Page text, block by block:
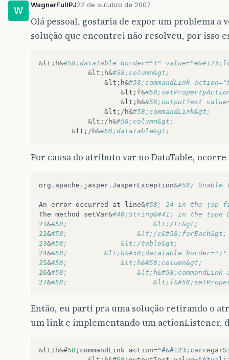
W
WagnerFullPJ22 de outubro de 2007
Olá pessoal, gostaria de expor um problema a
solução que encontrei não resolveu, por isso
& lt ; h&#58;dataTable border="1"
& lt ; h&#58;column&gt;
& lt ; h&#58;commandLink
& lt ; f&
& lt ; h&#58;outputText
& lt ; / h&
& lt ; / h&#58;column&gt;
& lt ; / h&#58;dataTable&gt;
Por causa do atributo var no DataTable, ocorre
org . apache . jasper . JasperException&#58; Unable
An error occurred at line&#58; 24 in the jsp
The method setVar&#40;String&#41; in the type
21 &
#58; 					&lt;/tr&gt;
22&
23&
#58; 			&lt;/table&gt;
24&
#58; 		&lt;h&#58;dataTable
25&
#58; 			&lt;h&#58;column&gt;
26&
#58;
27& #58;
Então, eu parti pra uma solução retirando o
um link e implementando um actionListener,
& lt ; h&#58 ; commandLink action=